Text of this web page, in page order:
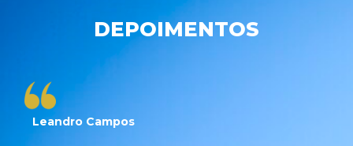
DEPOIMENTOS
Leandro Campos